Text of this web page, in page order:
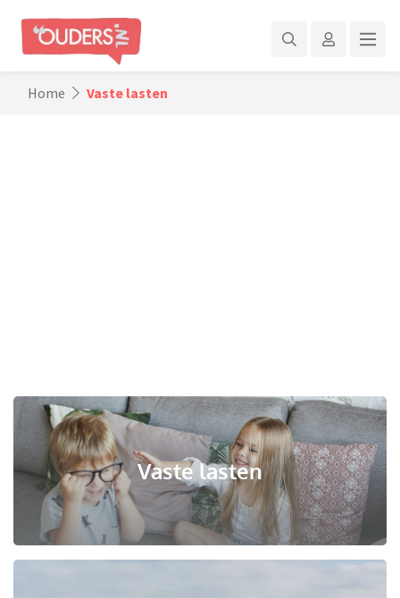
Home Vaste lasten
Vaste lasten